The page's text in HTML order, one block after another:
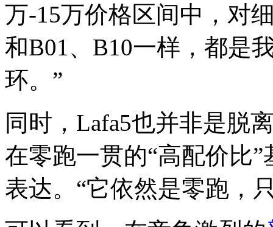
万-15万价格区间中，对
和B01、B10一样，都是
环。”
同时，Lafa5也并非是脱
在零跑一贯的“高配价比
表达。“它依然是零跑，